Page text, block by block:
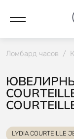
Ломбард часов /
LYDIA COURTEILLE